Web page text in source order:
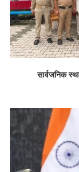
सार्वजनिक